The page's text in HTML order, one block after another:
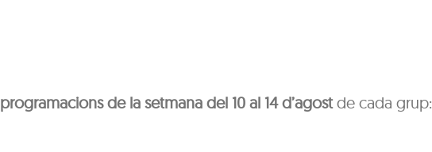
programacions de la setmana del 10 al 14 d’agostde cada grup: